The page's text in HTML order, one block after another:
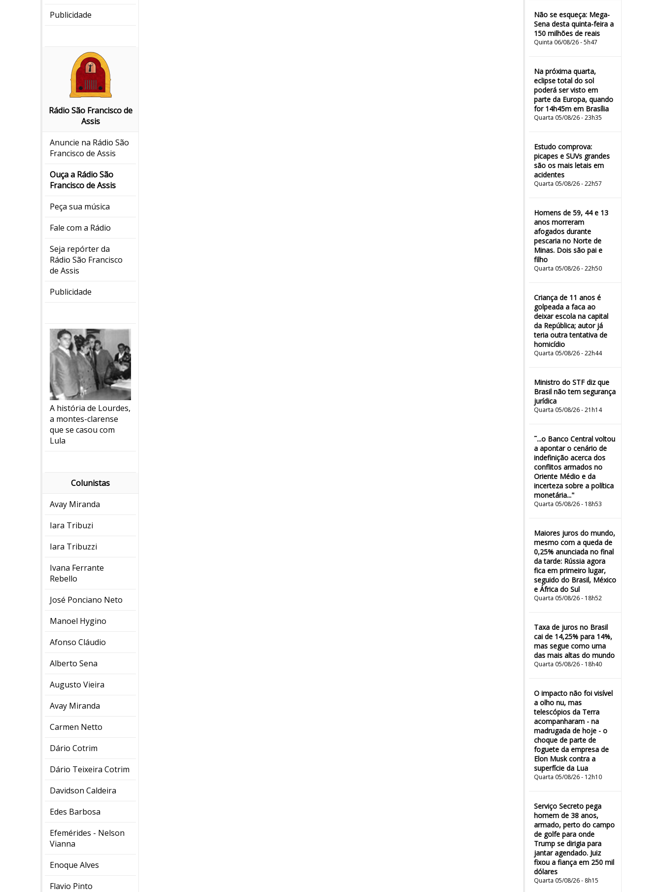
Publicidade
Rádio São Francisco de
Assis
Anuncie na Rádio São
Francisco de Assis
Ouça a Rádio São
Francisco de Assis
Peça sua música
Fale com a Rádio
Seja repórter da
Rádio São Francisco
de Assis
Publicidade
A história de Lourdes,
a montes-clarense
que se casou com
Lula
Colunistas
Avay Miranda
Iara Tribuzi
Iara Tribuzzi
Ivana Ferrante
Rebello
José Ponciano Neto
Manoel Hygino
Afonso Cláudio
Alberto Sena
Augusto Vieira
Avay Miranda
Carmen Netto
Dário Cotrim
Dário Teixeira Cotrim
Davidson Caldeira
Edes Barbosa
Efemérides - Nelson
Vianna
Enoque Alves
Flavio Pinto
Não se esqueça: Mega-
Sena desta quinta-feira a
150 milhões de reais
Quinta 06/08/26 - 5h47
Na próxima quarta,
eclipse total do sol
poderá ser visto em
parte da Europa, quando
for 14h45m em Brasília
Quarta 05/08/26 - 23h35
Estudo comprova:
picapes e SUVs grandes
são os mais letais em
acidentes
Quarta 05/08/26 - 22h57
Homens de 59, 44 e 13
anos morreram
afogados durante
pescaria no Norte de
Minas. Dois são pai e
filho
Quarta 05/08/26 - 22h50
Criança de 11 anos é
golpeada a faca ao
deixar escola na capital
da República; autor já
teria outra tentativa de
homicídio
Quarta 05/08/26 - 22h44
Ministro do STF diz que
Brasil não tem segurança
jurídica
Quarta 05/08/26 - 21h14
˜...o Banco Central voltou
a apontar o cenário de
indefinição acerca dos
conflitos armados no
Oriente Médio e da
incerteza sobre a política
monetária..."
Quarta 05/08/26 - 18h53
Maiores juros do mundo,
mesmo com a queda de
0,25% anunciada no final
da tarde: Rússia agora
fica em primeiro lugar,
seguido do Brasil, México
e África do Sul
Quarta 05/08/26 - 18h52
Taxa de juros no Brasil
cai de 14,25% para 14%,
mas segue como uma
das mais altas do mundo
Quarta 05/08/26 - 18h40
O impacto não foi visível
a olho nu, mas
telescópios da Terra
acompanharam - na
madrugada de hoje - o
choque de parte de
foguete da empresa de
Elon Musk contra a
superfície da Lua
Quarta 05/08/26 - 12h10
Serviço Secreto pega
homem de 38 anos,
armado, perto do campo
de golfe para onde
Trump se dirigia para
jantar agendado. Juiz
fixou a fiança em 250 mil
dólares
Quarta 05/08/26 - 8h15